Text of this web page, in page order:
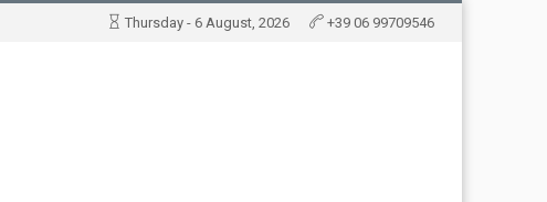
Thursday - 6 August, 2026 +39 06 99709546